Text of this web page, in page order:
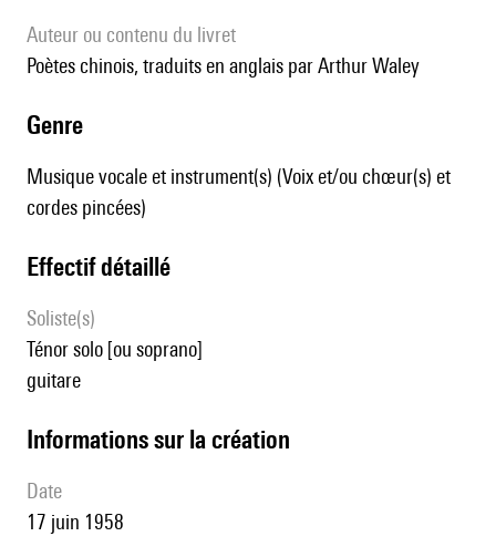
Auteur ou contenu du livret
poètes chinois, traduits en anglais par Arthur Waley
genre
Musique vocale et instrument(s) (Voix et/ou chœur(s) et
cordes pincées)
effectif détaillé
Soliste(s)
ténor solo [ou soprano]
guitare
informations sur la création
date
17 juin 1958